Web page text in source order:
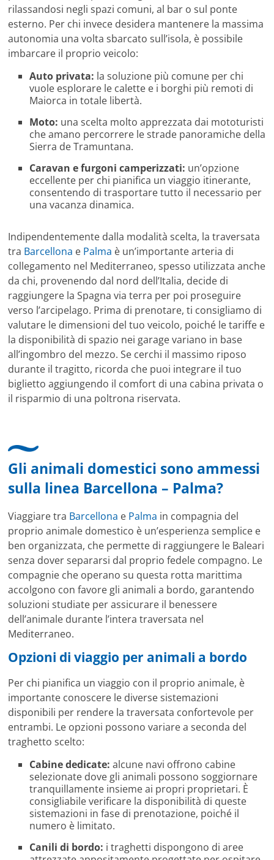
rilassandosi negli spazi comuni, al bar o sul ponte
esterno. Per chi invece desidera mantenere la massima
autonomia una volta sbarcato sull’isola, è possibile
imbarcare il proprio veicolo:
Auto privata: la soluzione più comune per chi
vuole esplorare le calette e i borghi più remoti di
Maiorca in totale libertà.
Moto: una scelta molto apprezzata dai mototuristi
che amano percorrere le strade panoramiche della
Sierra de Tramuntana.
Caravan e furgoni camperizzati: un’opzione
eccellente per chi pianifica un viaggio itinerante,
consentendo di trasportare tutto il necessario per
una vacanza dinamica.
Indipendentemente dalla modalità scelta, la traversata
tra Barcellona e Palma è un’importante arteria di
collegamento nel Mediterraneo, spesso utilizzata anche
da chi, provenendo dal nord dell’Italia, decide di
raggiungere la Spagna via terra per poi proseguire
verso l’arcipelago. Prima di prenotare, ti consigliamo di
valutare le dimensioni del tuo veicolo, poiché le tariffe e
la disponibilità di spazio nei garage variano in base
all’ingombro del mezzo. Se cerchi il massimo riposo
durante il tragitto, ricorda che puoi integrare il tuo
biglietto aggiungendo il comfort di una cabina privata o
il risparmio di una poltrona riservata.
Gli animali domestici sono ammessi
sulla linea Barcellona – Palma?
Viaggiare tra Barcellona e Palma in compagnia del
proprio animale domestico è un’esperienza semplice e
ben organizzata, che permette di raggiungere le Baleari
senza dover separarsi dal proprio fedele compagno. Le
compagnie che operano su questa rotta marittima
accolgono con favore gli animali a bordo, garantendo
soluzioni studiate per assicurare il benessere
dell’animale durante l’intera traversata nel
Mediterraneo.
Opzioni di viaggio per animali a bordo
Per chi pianifica un viaggio con il proprio animale, è
importante conoscere le diverse sistemazioni
disponibili per rendere la traversata confortevole per
entrambi. Le opzioni possono variare a seconda del
traghetto scelto:
Cabine dedicate: alcune navi offrono cabine
selezionate dove gli animali possono soggiornare
tranquillamente insieme ai propri proprietari. È
consigliabile verificare la disponibilità di queste
sistemazioni in fase di prenotazione, poiché il
numero è limitato.
Canili di bordo: i traghetti dispongono di aree